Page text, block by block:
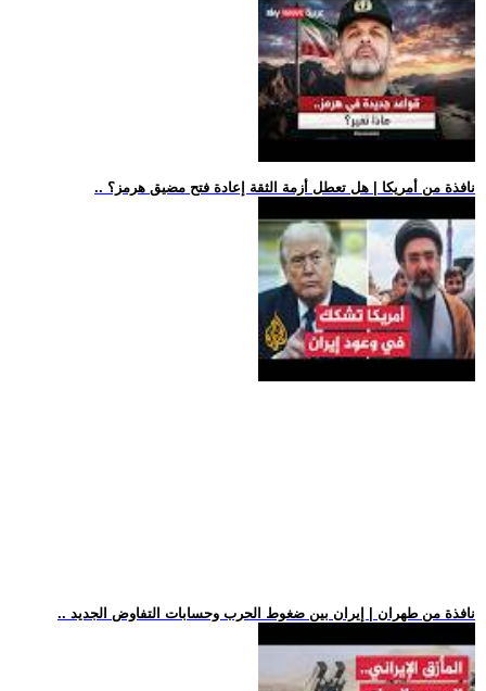
.. نافذة من أمريكا | هل تعطل أزمة الثقة إعادة فتح مضيق هرمز؟
.. نافذة من طهران | إيران بين ضغوط الحرب وحسابات التفاوض الجديد